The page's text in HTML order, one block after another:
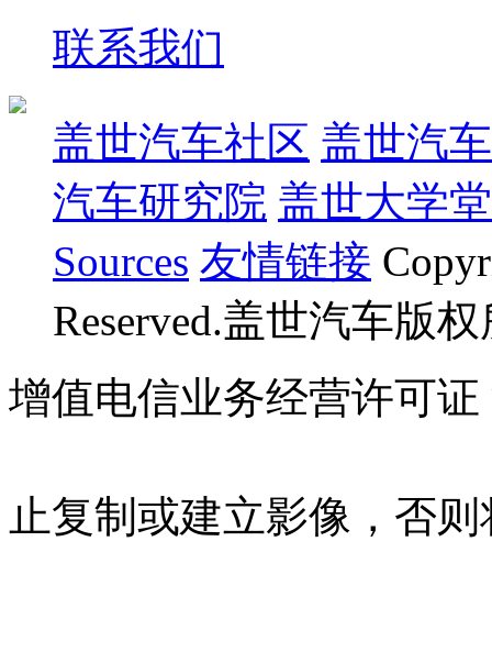
联系我们
盖世汽车社区 盖世汽
汽车研究院 盖世大学堂
Sources 友情链接
Reserved.盖世汽车版
增值电信业务经营许可证
止复制或建立影像，否